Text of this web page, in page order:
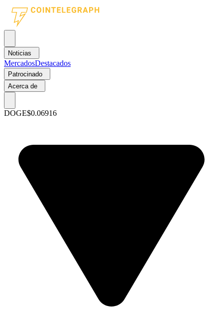
Noticias
MercadosDestacados
Patrocinado
Acerca de
DOGE$0.06916